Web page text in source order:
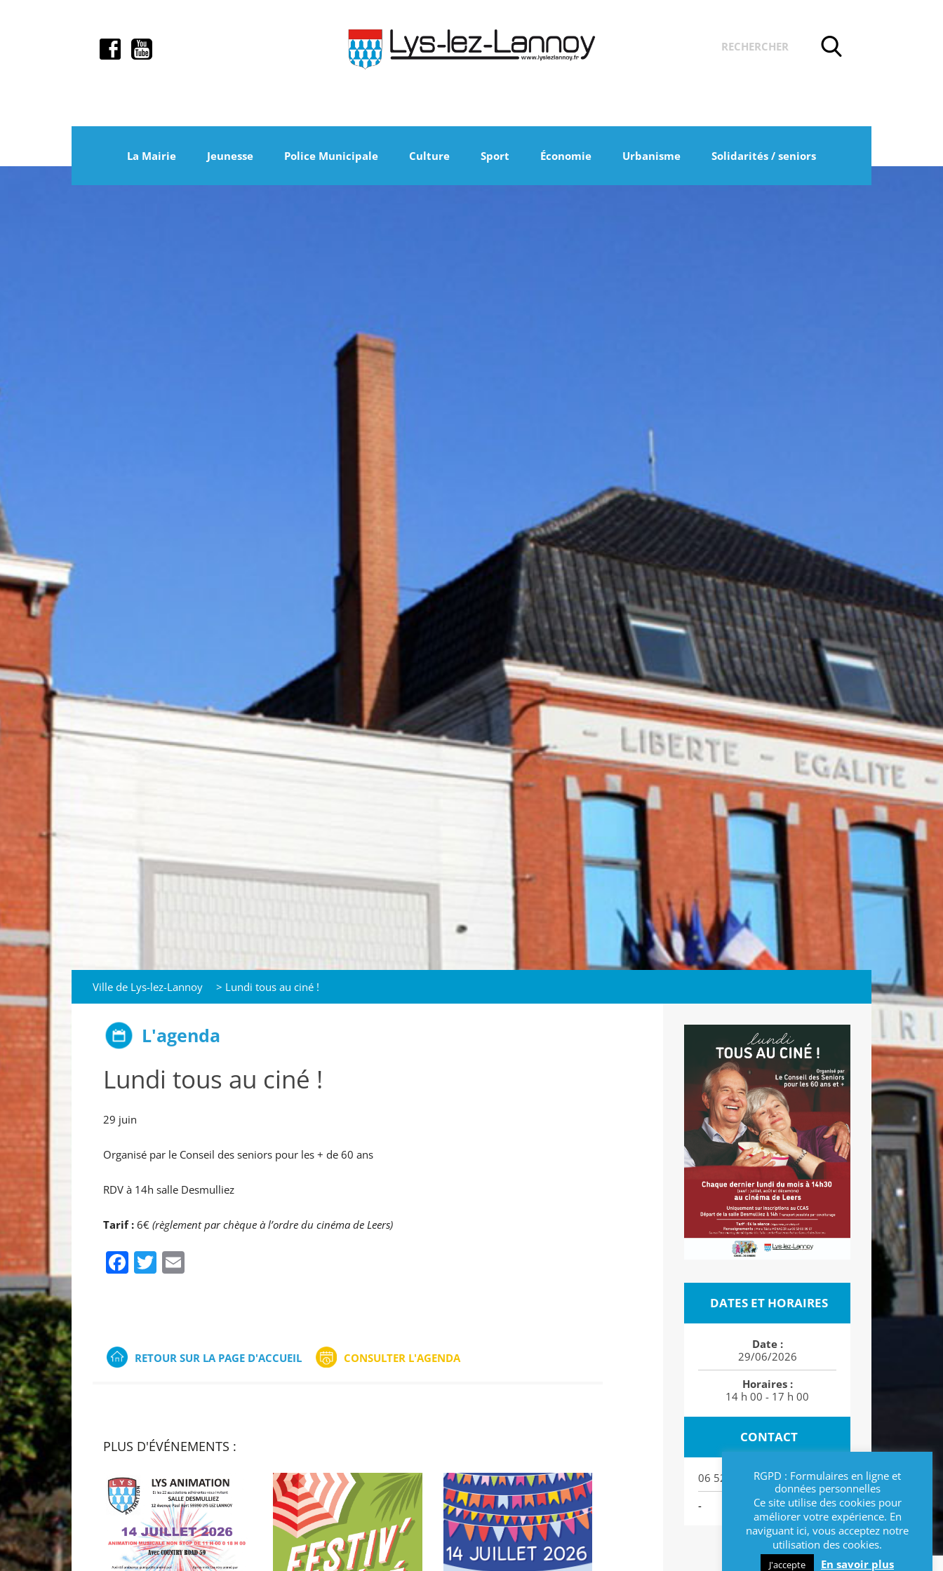
La Mairie Jeunesse Police Municipale Culture Sport Économie Urbanisme Solidarités / seniors
Ville de Lys-lez-Lannoy > Lundi tous au ciné !
L'agenda
Lundi tous au ciné !
29 juin
Organisé par le Conseil des seniors pour les + de 60 ans
RDV à 14h salle Desmulliez
Tarif : 6€ (règlement par chèque à l’ordre du cinéma de Leers)
Facebook
Twitter
RETOUR SUR LA PAGE D'ACCUEIL CONSULTER L'AGENDA
PLUS D'ÉVÉNEMENTS :
DATES ET HORAIRES
Date :
29/06/2026
Horaires :
14 h 00 - 17 h 00
CONTACT
06 52 00 09 67
-
RGPD : Formulaires en ligne et
données personnelles
Ce site utilise des cookies pour
améliorer votre expérience. En
naviguant ici, vous acceptez notre
utilisation des cookies.
J'accepte En savoir plus